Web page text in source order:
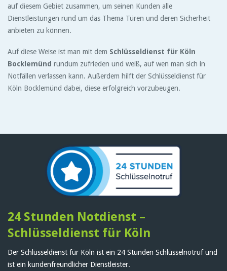
auf diesem Gebiet zusammen, um seinen Kunden alle
Dienstleistungen rund um das Thema Türen und deren Sicherheit
anbieten zu können.
Auf diese Weise ist man mit dem Schlüsseldienst für Köln
Bocklemünd rundum zufrieden und weiß, auf wen man sich in
Notfällen verlassen kann. Außerdem hilft der Schlüsseldienst für
Köln Bocklemünd dabei, diese erfolgreich vorzubeugen.
24 Stunden Notdienst –
Schlüsseldienst für Köln
Der Schlüsseldienst für Köln ist ein 24 Stunden Schlüsselnotruf und
ist ein kundenfreundlicher Dienstleister.